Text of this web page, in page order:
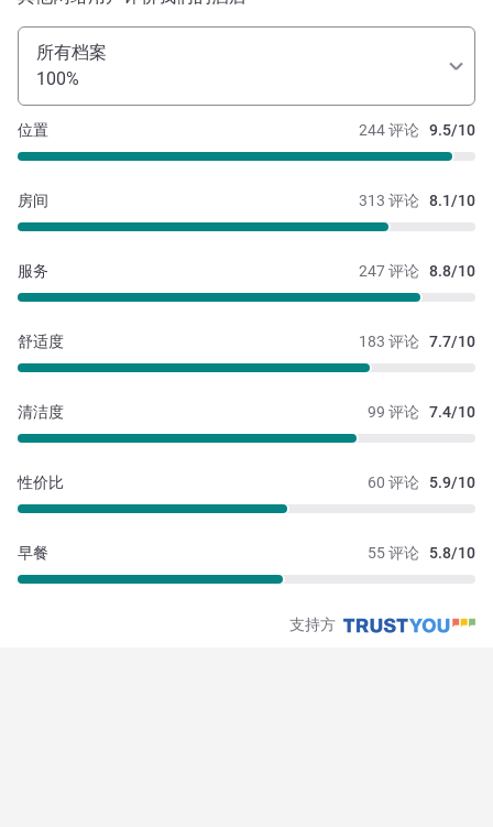
所有档案
100%
244 评论 9.5/10
位置
313 评论 8.1/10
房间
247 评论 8.8/10
服务
183 评论 7.7/10
舒适度
99 评论 7.4/10
清洁度
60 评论 5.9/10
性价比
55 评论 5.8/10
早餐
支持方